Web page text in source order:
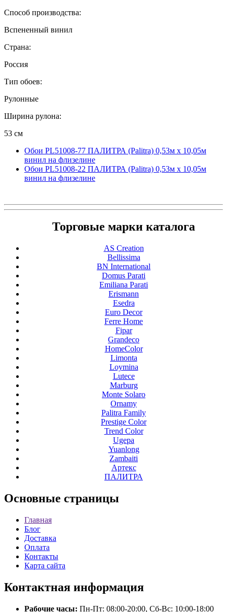
Способ производства:
Вспененный винил
Страна:
Россия
Тип обоев:
Рулонные
Ширина рулона:
53 см
Обои PL51008-77 ПАЛИТРА (Palitra) 0,53м x 10,05м
винил на флизелине
Обои PL51008-22 ПАЛИТРА (Palitra) 0,53м x 10,05м
винил на флизелине
Торговые марки каталога
AS Creation
Bellissima
BN International
Domus Parati
Emiliana Parati
Erismann
Esedra
Euro Decor
Ferre Home
Fipar
Grandeco
HomeColor
Limonta
Loymina
Lutece
Marburg
Monte Solaro
Ornamy
Palitra Family
Prestige Color
Trend Color
Ugepa
Yuanlong
Zambaiti
Артекс
ПАЛИТРА
Основные страницы
Главная
Блог
Доставка
Оплата
Контакты
Карта сайта
Контактная информация
Рабочие часы: Пн-Пт: 08:00-20:00, Сб-Вс: 10:00-18:00